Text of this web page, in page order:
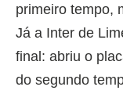
primeiro tempo,
Já a Inter de
final: abriu o
do segundo